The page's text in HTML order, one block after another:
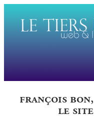
françois bon,
le site